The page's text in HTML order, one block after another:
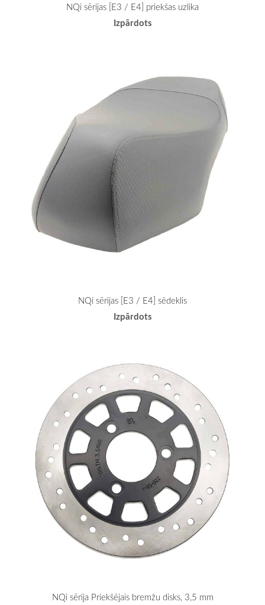
NQi sērijas [E3 / E4] priekšas uzlika
Izpārdots
NQi sērijas [E3 / E4] sēdeklis
Izpārdots
NQi sērija Priekšējais bremžu disks, 3,5 mm